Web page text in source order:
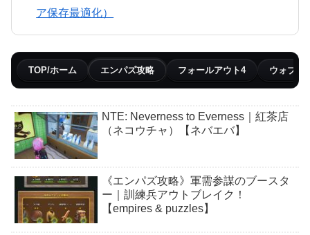
ア保存最適化）
TOP/ホーム エンパズ攻略 フォールアウト4 ウォブリ
NTE: Neverness to Everness｜紅茶店
（ネコウチャ）【ネバエバ】
《エンパズ攻略》軍需参謀のブースタ
ー｜訓練兵アウトブレイク！
【empires & puzzles】